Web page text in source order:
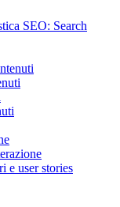
SEO: Search
e user stories